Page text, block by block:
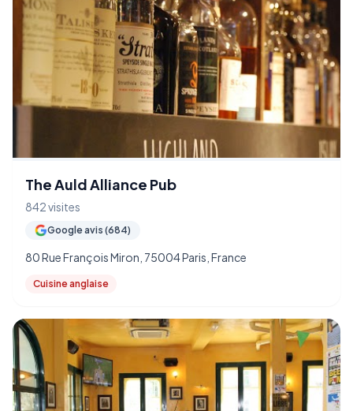
The Auld Alliance Pub
842 visites
Google avis (684)
80 Rue François Miron, 75004 Paris, France
Cuisine anglaise